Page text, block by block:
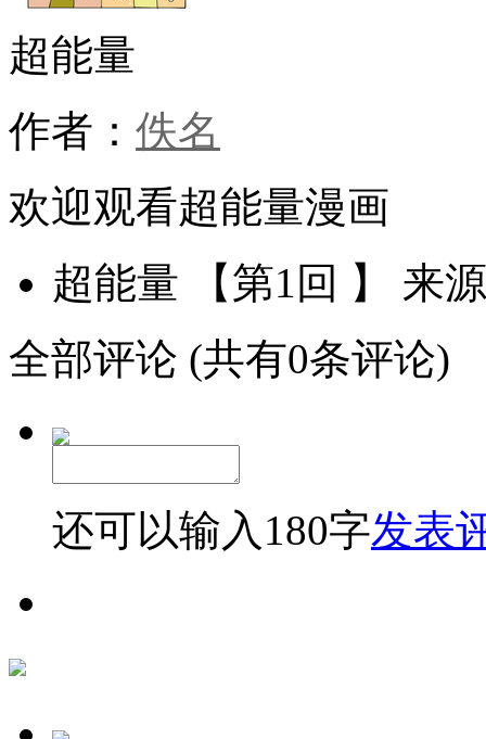
超能量
作者： 佚名
欢迎观看超能量漫画
超能量 【第1回 】
来
全部评论 (共有0条评论)
还可以输入 180字发表